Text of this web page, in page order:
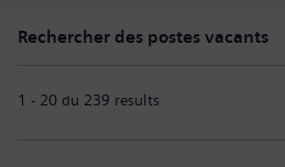
Rechercher des postes vacants
1 - 20 du 239 results